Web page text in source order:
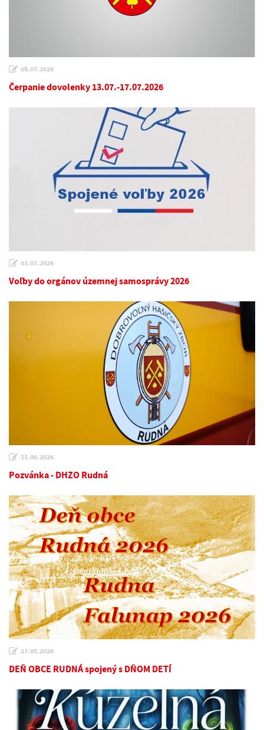
08.07.2026
Čerpanie dovolenky 13.07.-17.07.2026
03.07.2026
Voľby do orgánov územnej samosprávy 2026
11.06.2026
Pozvánka - DHZO Rudná
27.05.2026
DEŇ OBCE RUDNÁ spojený s DŇOM DETÍ